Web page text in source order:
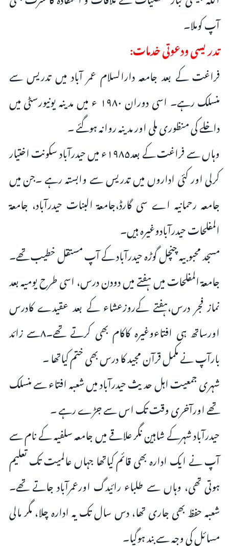
آپ کوملا۔
تدریسی ودعوتی خدمات:
فراغت کے بعد جامعہ دارالسلام عمر آباد میں تدریس سے
منسلک رہے۔ اسی دوران ۱۹۸۰ ء میں مدینہ یونیورسٹی میں
داخلے کی منظوری ملی اور مدینہ روانہ ہوگئے ۔
وہاں سے فراغت کے بعد۱۹۸۵ء میں حیدرآباد سکونت اختیار
کرلی اور کئی اداروں میں تدریس سے وابستہ رہے ۔جن میں
جامعہ رحمانیہ اے سی گارڈ،جامعۃ البنات حیدرآباد، جامعۃ
المفلحات حیدرآبادوغیرہ ہیں۔
مسجد محبوبیہ چنچل گوڑہ حیدرآباد کے آپ مستقل خطیب تھے۔
جامعۃ المفلحات میں ہفتے میں دودن درس، اسی طرح یومیہ بعد
نماز فجر درس،ہفتے کےروزعشاء کے بعد عقیدے کادرس
اورساتھ ہی افتاءوغیرہ کاکام بھی کرتے تھے۔۸سے زائد
بارآپ نے مکمل قرآن مجید کا درس بھی ختم کیاتھا ۔
شہری جمعیت اہل حدیث حیدرآباد میں شعبہ افتاء سے منسلک
تھے اورآخری وقت تک اس سے جڑے رہے ۔
حیدرآباد شہرکے شاہین نگر علاقے میں جامعہ سلفیہ کے نام سے
آپ نے ایک ادارہ بھی قائم کیاتھا جہاں عالمیت تک تعلیم
ہوتی تھی، وہاں سے طلباء رائیدگ اورعمرآباد جاتے تھے۔
شعبہ حفظ بھی جاری تھا، دس سال تک یہ ادارہ چلا، مگر مالی
مسائل کی وجہ سے بند ہوگیا۔